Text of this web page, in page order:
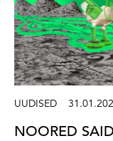
UUDISED
NOORED